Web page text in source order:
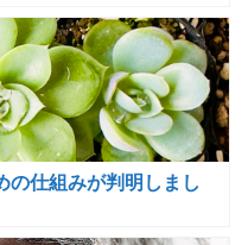
の仕組みが判明しまし